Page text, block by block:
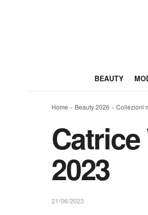
BEAUTY
Home » Beauty 2026 » Collezioni
2023
21/06/2023